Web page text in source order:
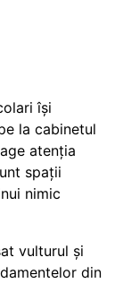
își
la cabinetul
atenția
spații
nimic
vulturul și
din